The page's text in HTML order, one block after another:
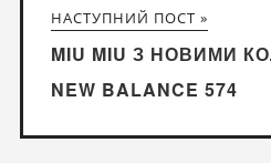
НАСТУПНИЙ ПОСТ »
MIU MIU З НОВИМИ
NEW BALANCE 574